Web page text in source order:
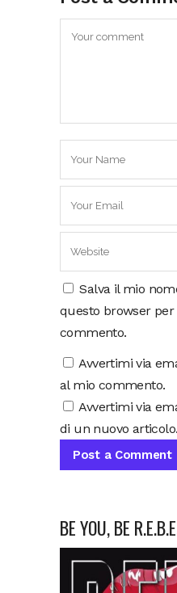
Salva il mio
questo browser
commento.
Avvertimi via
al mio commento.
Avvertimi via
di un nuovo articolo.
BE YOU, BE